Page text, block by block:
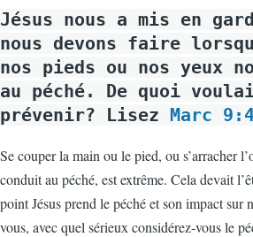
Jésus nous a mis en
nous devons faire
nos pieds ou nos yeux
au péché. De quoi
prévenir? Lisez Marc
Se couper la main ou le pied, ou s’arracher
conduit au péché, est extrême. Cela devait
point Jésus prend le péché et son impact sur
vous, avec quel sérieux considérez-vous le